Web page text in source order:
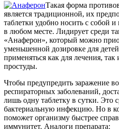
Такая форма
является традиционной, их
таблетки удобно носить с собой
в любом месте. Лидирует среди
«Анаферон», который можно
уменьшенной дозировке для
применяться как для лечения,
простуды.
Чтобы предупредить заражение
респираторных заболеваний,
лишь одну таблетку в сутки. Это
бактериальную инфекцию. Но в
поможет организму быстрее
иммунитет. Аналоги препарата: